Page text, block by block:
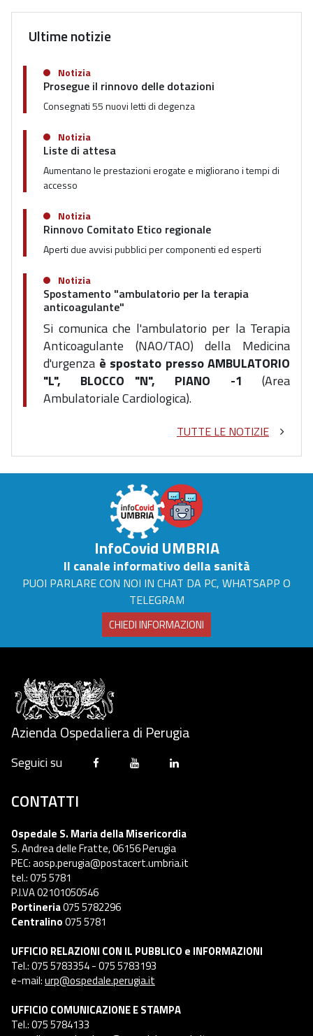
Ultime notizie
Notizia
Prosegue il rinnovo delle dotazioni
Consegnati 55 nuovi letti di degenza
Notizia
Liste di attesa
Aumentano le prestazioni erogate e migliorano i tempi di
accesso
Notizia
Rinnovo Comitato Etico regionale
Aperti due avvisi pubblici per componenti ed esperti
Notizia
Spostamento "ambulatorio per la terapia
anticoagulante"
Si comunica che l'ambulatorio per la Terapia
Anticoagulante
(NAO/TAO) della Medicina
d'urgenza è spostato presso AMBULATORIO
"L", BLOCCO "N", PIANO -1 (Area
Ambulatoriale Cardiologica).
TUTTE LE NOTIZIE
InfoCovid UMBRIA
Il canale informativo della sanità
PUOI PARLARE CON NOI IN CHAT DA PC, WHATSAPP O
TELEGRAM
CHIEDI INFORMAZIONI
Azienda Ospedaliera di Perugia
Seguici su
CONTATTI
Ospedale S. Maria della Misericordia
S. Andrea delle Fratte, 06156 Perugia
PEC: aosp.perugia@postacert.umbria.it
tel.: 075 5781
P.I.VA 02101050546
Portineria075 5782296
Centralino075 5781
UFFICIO RELAZIONI CON IL PUBBLICO e INFORMAZIONI
Tel.: 075 5783354 - 075 5783193
e-mail:urp@ospedale.perugia.it
UFFICIO COMUNICAZIONE E STAMPA
Tel.: 075 5784133